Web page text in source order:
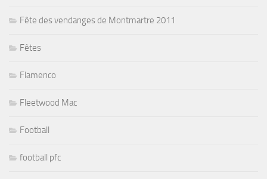
Fête des vendanges de Montmartre 2011
Fêtes
Flamenco
Fleetwood Mac
Football
football pfc